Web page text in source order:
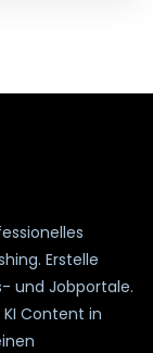
Erstelle
und Jobportale.
Content in